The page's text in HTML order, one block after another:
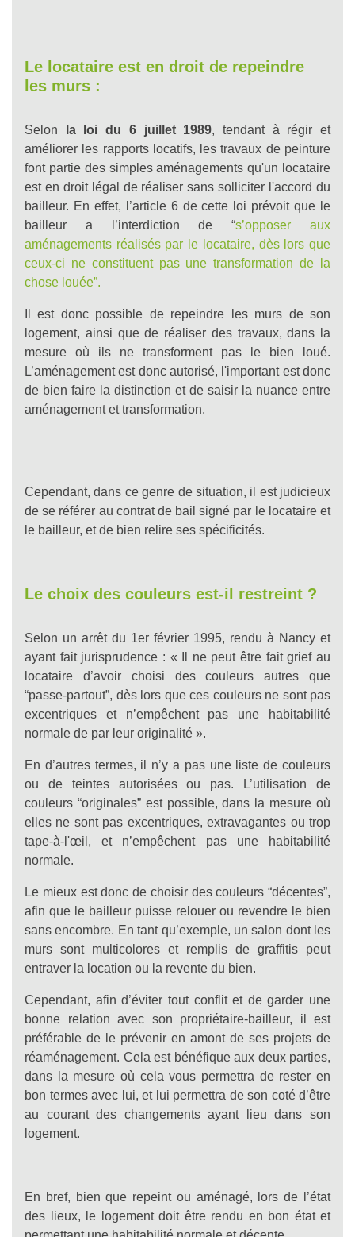
Le locataire est en droit de repeindre
les murs :
Selon la loi du 6 juillet 1989, tendant à régir et
améliorer les rapports locatifs, les travaux de peinture
font partie des simples aménagements qu'un locataire
est en droit légal de réaliser sans solliciter l'accord du
bailleur. En effet, l’article 6 de cette loi prévoit que le
bailleur a l’interdiction de “s’opposer aux
aménagements réalisés par le locataire, dès lors que
ceux-ci ne constituent pas une transformation de la
chose louée”.
Il est donc possible de repeindre les murs de son
logement, ainsi que de réaliser des travaux, dans la
mesure où ils ne transforment pas le bien loué.
L’aménagement est donc autorisé, l'important est donc
de bien faire la distinction et de saisir la nuance entre
aménagement et transformation.
Cependant, dans ce genre de situation, il est judicieux
de se référer au contrat de bail signé par le locataire et
le bailleur, et de bien relire ses spécificités.
Le choix des couleurs est-il restreint ?
Selon un arrêt du 1er février 1995, rendu à Nancy et
ayant fait jurisprudence : « Il ne peut être fait grief au
locataire d’avoir choisi des couleurs autres que
“passe-partout”, dès lors que ces couleurs ne sont pas
excentriques et n’empêchent pas une habitabilité
normale de par leur originalité ».
En d’autres termes, il n’y a pas une liste de couleurs
ou de teintes autorisées ou pas. L’utilisation de
couleurs “originales” est possible, dans la mesure où
elles ne sont pas excentriques, extravagantes ou trop
tape-à-l'œil, et n’empêchent pas une habitabilité
normale.
Le mieux est donc de choisir des couleurs “décentes”,
afin que le bailleur puisse relouer ou revendre le bien
sans encombre. En tant qu’exemple, un salon dont les
murs sont multicolores et remplis de graffitis peut
entraver la location ou la revente du bien.
Cependant, afin d’éviter tout conflit et de garder une
bonne relation avec son propriétaire-bailleur, il est
préférable de le prévenir en amont de ses projets de
réaménagement. Cela est bénéfique aux deux parties,
dans la mesure où cela vous permettra de rester en
bon termes avec lui, et lui permettra de son coté d’être
au courant des changements ayant lieu dans son
logement.
En bref, bien que repeint ou aménagé, lors de l’état
des lieux, le logement doit être rendu en bon état et